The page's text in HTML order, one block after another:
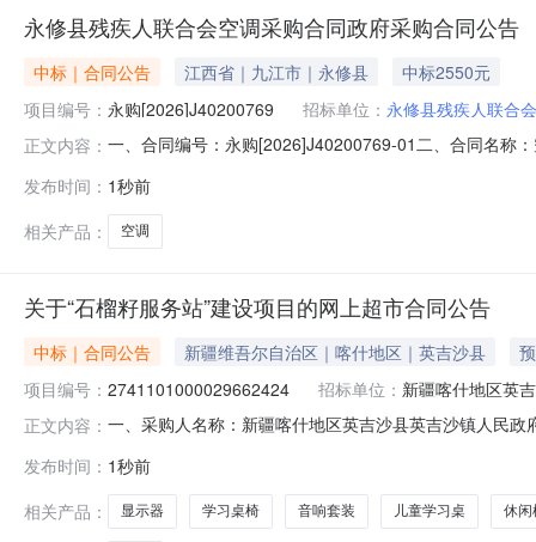
永修县残疾人联合会空调采购合同政府采购合同公告
中标｜合同公告 江西省｜九江市｜永修县
中标2550元
项目编号： 永购[2026]J40200769 招标单位： 永修县残疾人联合会
正文内容： 一、合同编号：永购[2026]J40200769-01二、合同名称
13栋1301室联系方式：13807927624六、合同主要信
发布时间： 1秒前
相关产品：
空调
关于“石榴籽服务站”建设项目的网上超市合同公告
中标｜合同公告 新疆维吾尔自治区｜喀什地区｜英吉沙县
项目编号： 2741101000029662424 招标单位： 新疆喀什地区英
正文内容： 一、采购人名称：新疆喀什地区英吉沙县英吉沙镇人民
国象棋象棋桌芝华仕/CHEERS象棋桌套2.00330566102
发布时间： 1秒前
相关产品：
显示器 学习桌椅 音响套装 儿童学习桌 休闲